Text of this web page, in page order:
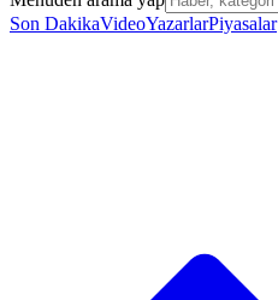
Son DakikaVideoYazarlarPiyasalar